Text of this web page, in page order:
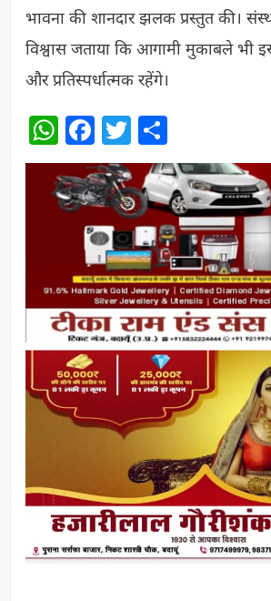
भावना की शानदार झलक प्रस्तुत की।
विश्वास जताया कि आगामी मुकाबले भी
और प्रतिस्पर्धात्मक रहेंगे।
WhatsApp
Facebook
Twitter
Share